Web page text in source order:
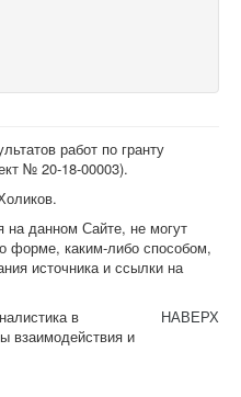
работ по гранту
№ 20-18-00003).
данном Сайте, не могут
форме, каким-либо способом,
источника и ссылки на
НАВЕРХ
в
взаимодействия и